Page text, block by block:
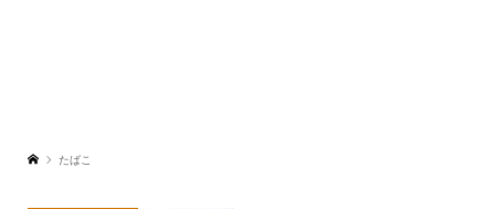
たばこ